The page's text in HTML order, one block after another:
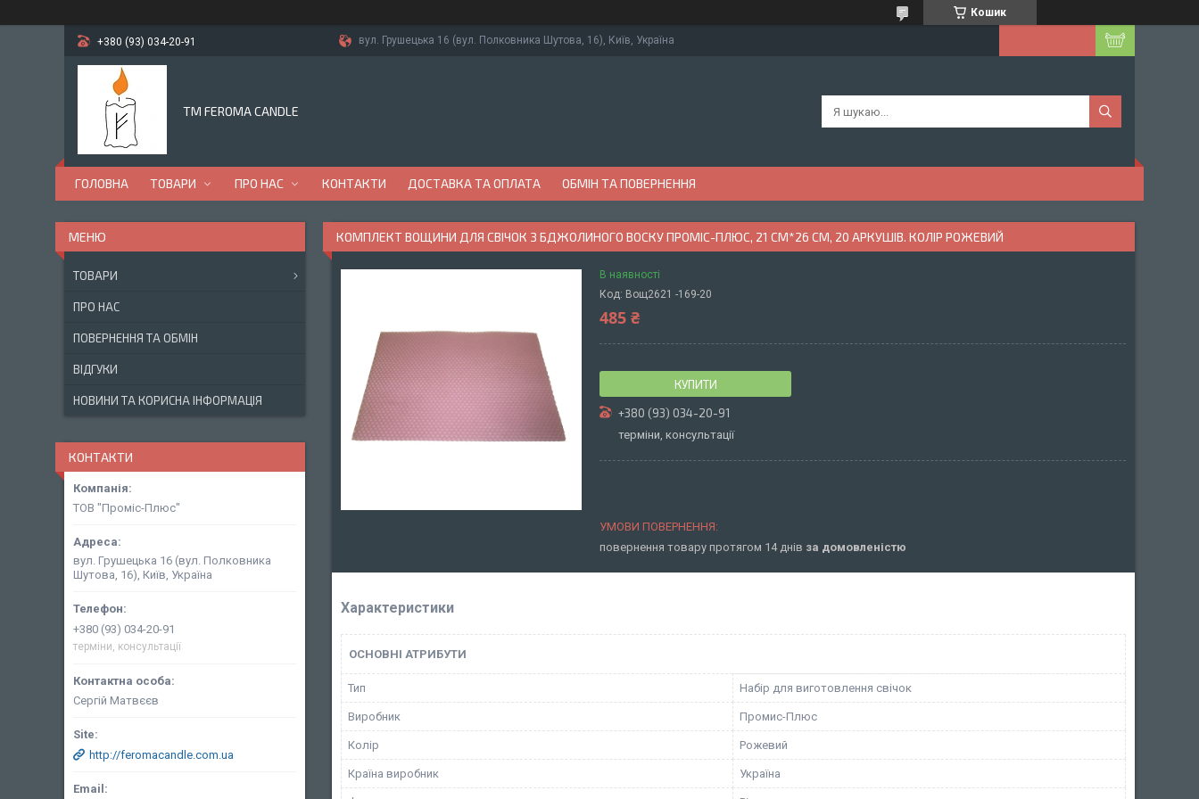
Кошик
+380 (93) 034-20-91 вул. Грушецька 16 (вул. Полковника Шутова, 16), Київ, Україна
TM FEROMA CANDLE
ГОЛОВНА ТОВАРИ ПРО НАС КОНТАКТИ ДОСТАВКА ТА ОПЛАТА ОБМІН ТА ПОВЕРНЕННЯ
КОМПЛЕКТ ВОЩИНИ ДЛЯ СВІЧОК З БДЖОЛИНОГО ВОСКУ ПРОМІС-ПЛЮС, 21 СМ*26 СМ, 20 АРКУШІВ. КОЛІР РОЖЕВИЙ
В наявності
Код: Вощ2621 -169-20
485 ₴
КУПИТИ
+380 (93) 034-20-91
терміни, консультації
повернення товару протягом 14 днів за домовленістю
Характеристики
ОСНОВНІ АТРИБУТИ
Тип Набір для виготовлення свічок
Виробник Промис-Плюс
Колір Рожевий
Країна виробник Україна
ТОВАРИ
ПРО НАС
ПОВЕРНЕННЯ ТА ОБМІН
ВІДГУКИ
НОВИНИ ТА КОРИСНА ІНФОРМАЦІЯ
КОНТАКТИ
ТОВ "Проміс-Плюс"
вул. Грушецька 16 (вул. Полковника
Шутова, 16), Київ, Україна
+380 (93) 034-20-91
терміни, консультації
Сергій Матвєєв
http://feromacandle.com.ua